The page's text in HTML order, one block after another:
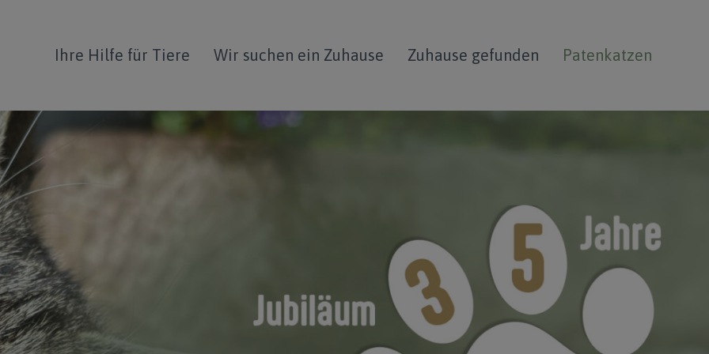
Ihre Hilfe für Tiere Wir suchen ein Zuhause Zuhause gefunden Patenkatzen